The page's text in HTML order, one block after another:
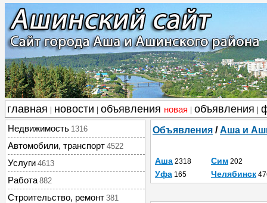
главная новости объявления новая объявления
Недвижимость 1316
Автомобили, транспорт 4522
Услуги 4613
Работа 882
Строительство, ремонт 381
Объявления /Аша и
Аша 2318 Сим 202
Уфа 165 Челябинск